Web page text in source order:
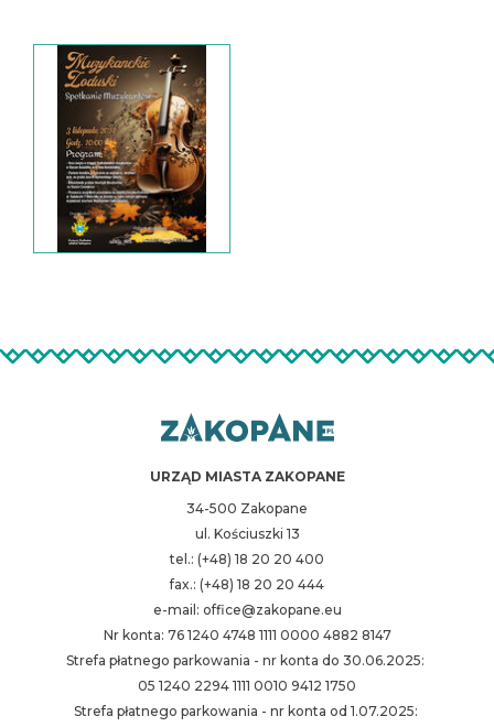
URZĄD MIASTA ZAKOPANE
34-500 Zakopane
ul. Kościuszki 13
tel.: (+48) 18 20 20 400
fax.: (+48) 18 20 20 444
e-mail: office@zakopane.eu
Nr konta: 76 1240 4748 1111 0000 4882 8147
Strefa płatnego parkowania - nr konta do 30.06.2025:
05 1240 2294 1111 0010 9412 1750
Strefa płatnego parkowania - nr konta od 1.07.2025: